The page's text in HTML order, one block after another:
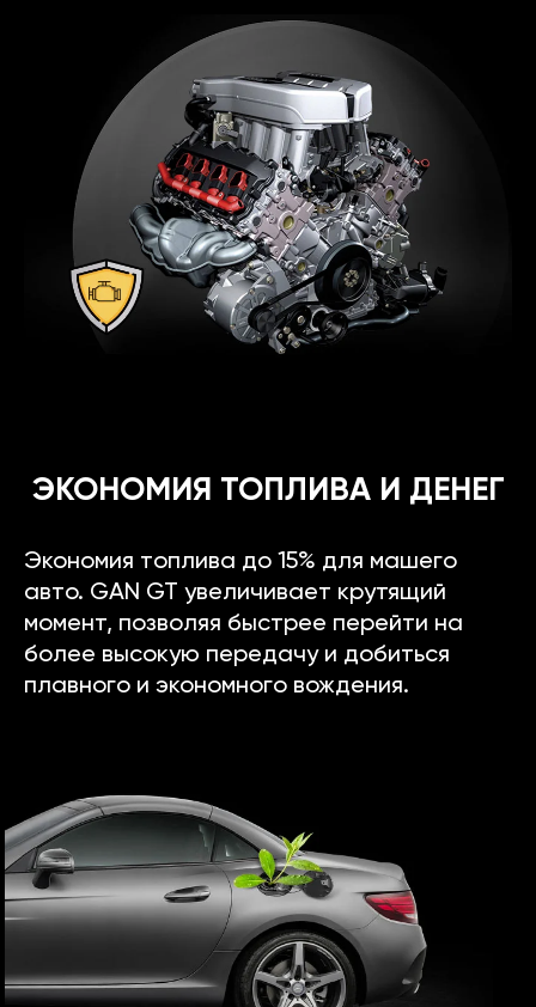
ЭКОНОМИЯ ТОПЛИВА И ДЕНЕГ
Экономия топлива до 15% для машего
авто. GAN GT увеличивает крутящий
момент, позволяя быстрее перейти на
более высокую передачу и добиться
плавного и экономного вождения.